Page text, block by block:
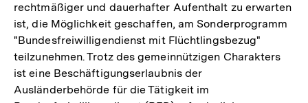
Fußnote
rechtmäßiger und dauerhafter Aufenthalt zu erwarten
ist, die Möglichkeit geschaffen, am Sonderprogramm
"Bundesfreiwilligendienst mit Flüchtlingsbezug"
teilzunehmen. Trotz des gemeinnützigen Charakters
ist eine Beschäftigungserlaubnis der
Ausländerbehörde für die Tätigkeit im